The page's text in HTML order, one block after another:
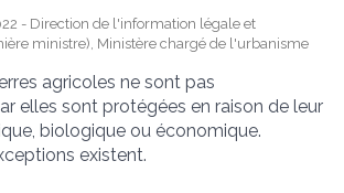
- Direction de l'information légale et
ministre), Ministère chargé de l'urbanisme
agricoles ne sont pas
elles sont protégées en raison de leur
biologique ou économique.
existent.